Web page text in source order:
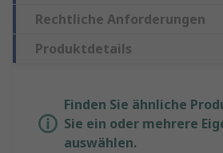
Rechtliche Anforderungen
Produktdetails
Finden Sie ähnliche
Sie ein oder mehrere
auswählen.